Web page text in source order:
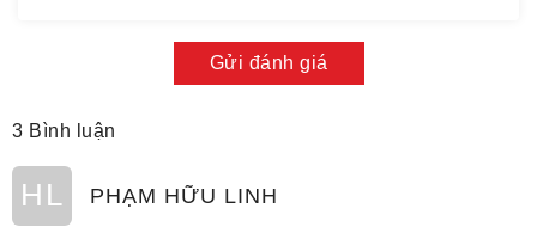
Gửi đánh giá
3 Bình luận
HL PHẠM HỮU LINH